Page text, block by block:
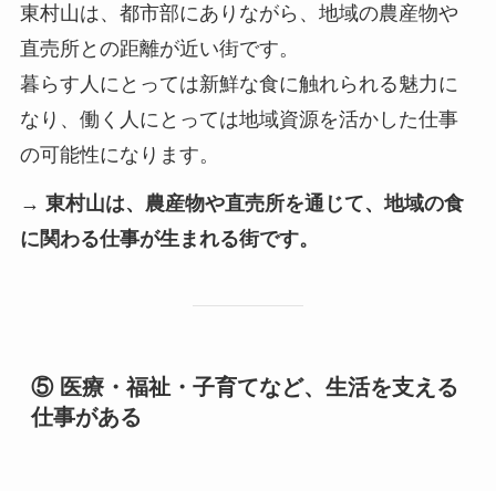
東村山は、都市部にありながら、地域の農産物や
直売所との距離が近い街です。
暮らす人にとっては新鮮な食に触れられる魅力に
なり、働く人にとっては地域資源を活かした仕事
の可能性になります。
→ 東村山は、農産物や直売所を通じて、地域の食
に関わる仕事が生まれる街です。
⑤ 医療・福祉・子育てなど、生活を支える
仕事がある